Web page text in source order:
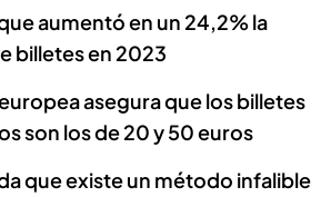
aumentó en un 24,2% la
billetes en 2023
asegura que los billetes
son los de 20 y 50 euros
que existe un método infalible